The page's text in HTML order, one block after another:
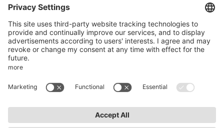
info@lightnet.de
Aviso de privacidad
Conditions de garantie
Accessibilité